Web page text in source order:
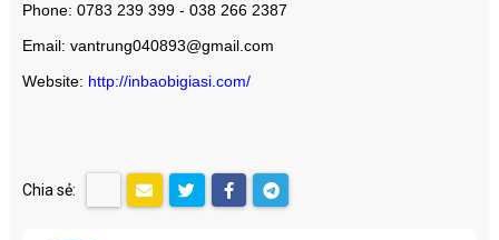
Phone: 0783 239 399 - 038 266 2387
Email: vantrung040893@gmail.com
Website: http://inbaobigiasi.com/
Chia sẻ: